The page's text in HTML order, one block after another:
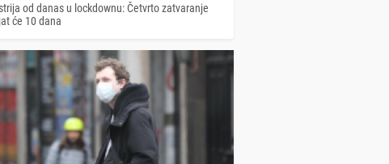
od danas u lockdownu: Četvrto zatvaranje
će 10 dana